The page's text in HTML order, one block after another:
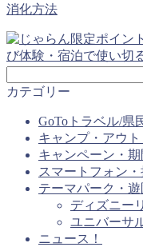
消化方法
カテゴリー
GoToトラベル/県
キャンプ・アウト
キャンペーン・
スマートフォン
テーマパーク・
ディズニー
ユニバーサ
ニュース！